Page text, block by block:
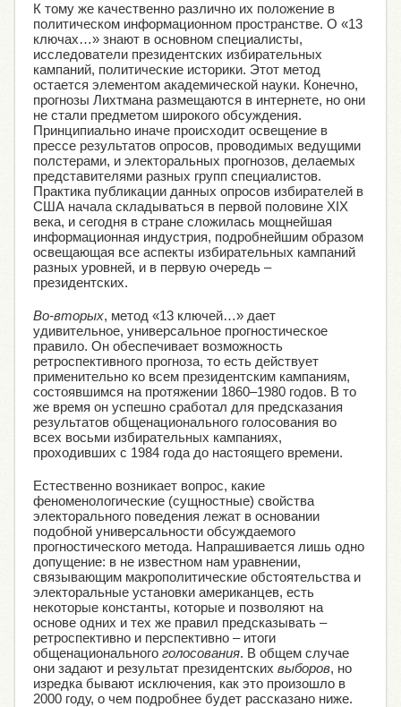
К тому же качественно различно их положение в
политическом информационном пространстве. О «13
ключах…» знают в основном специалисты,
исследователи президентских избирательных
кампаний, политические историки. Этот метод
остается элементом академической науки. Конечно,
прогнозы Лихтмана размещаются в интернете, но они
не стали предметом широкого обсуждения.
Принципиально иначе происходит освещение в
прессе результатов опросов, проводимых ведущими
полстерами, и электоральных прогнозов, делаемых
представителями разных групп специалистов.
Практика публикации данных опросов избирателей в
США начала складываться в первой половине XIX
века, и сегодня в стране сложилась мощнейшая
информационная индустрия, подробнейшим образом
освещающая все аспекты избирательных кампаний
разных уровней, и в первую очередь –
президентских.
Во-вторых, метод «13 ключей…» дает
удивительное, универсальное прогностическое
правило. Он обеспечивает возможность
ретроспективного прогноза, то есть действует
применительно ко всем президентским кампаниям,
состоявшимся на протяжении 1860–1980 годов. В то
же время он успешно сработал для предсказания
результатов общенационального голосования во
всех восьми избирательных кампаниях,
проходивших с 1984 года до настоящего времени.
Естественно возникает вопрос, какие
феноменологические (сущностные) свойства
электорального поведения лежат в основании
подобной универсальности обсуждаемого
прогностического метода. Напрашивается лишь одно
допущение: в не известном нам уравнении,
связывающим макрополитические обстоятельства и
электоральные установки американцев, есть
некоторые константы, которые и позволяют на
основе одних и тех же правил предсказывать –
ретроспективно и перспективно – итоги
общенационального голосования. В общем случае
они задают и результат президентских выборов, но
изредка бывают исключения, как это произошло в
2000 году, о чем подробнее будет рассказано ниже.